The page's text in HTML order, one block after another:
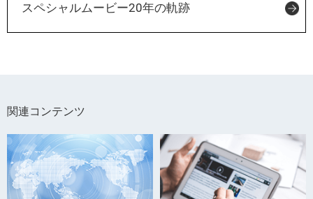
関連コンテンツ
スペシャルムービー20年の軌跡